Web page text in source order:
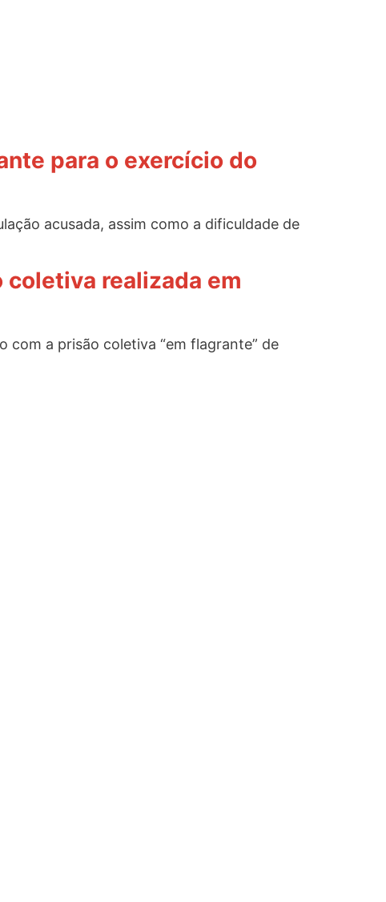
para o exercício do
acusada, assim como a dificuldade de
coletiva realizada em
com a prisão coletiva “em flagrante” de